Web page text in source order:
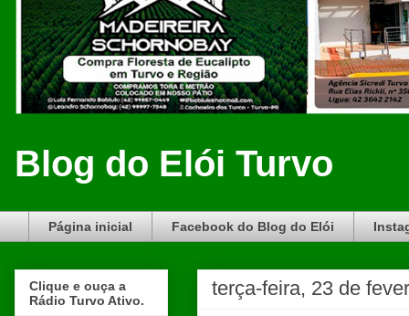
Blog do Elói Turvo
Página inicial Facebook do Blog do Elói
terça-feira, 23 de
Clique e ouça a
Rádio Turvo Ativo.